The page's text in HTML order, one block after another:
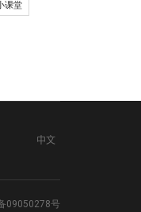
课堂
中文
09050278号